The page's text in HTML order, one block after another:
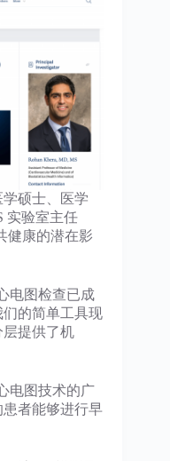
硕士、医学
实验室主任
健康的潜在影
电图检查已成
的简单工具现
提供了机
电图技术的广
者能够进行早